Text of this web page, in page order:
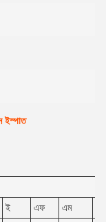
ইস্পাত
ই এফ এম